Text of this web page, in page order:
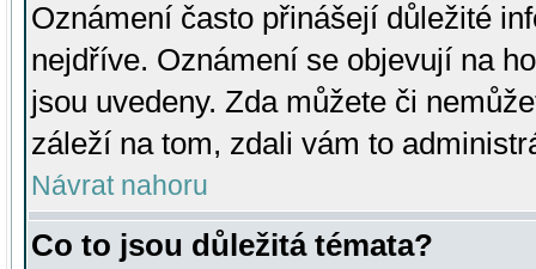
Oznámení často přinášejí důležité
nejdříve. Oznámení se objevují na
jsou uvedeny. Zda můžete či
záleží na tom, zdali vám to
Návrat nahoru
Co to jsou důležitá témata?